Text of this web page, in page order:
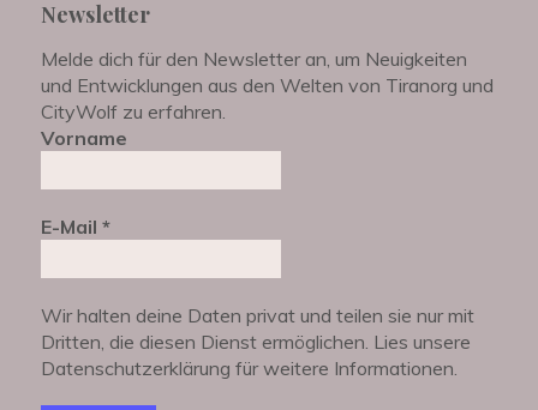
Newsletter
Melde dich für den Newsletter an, um Neuigkeiten
und Entwicklungen aus den Welten von Tiranorg und
CityWolf zu erfahren.
Vorname
E-Mail*
Wir halten deine Daten privat und teilen sie nur mit
Dritten, die diesen Dienst ermöglichen. Lies unsere
Datenschutzerklärung für weitere Informationen.